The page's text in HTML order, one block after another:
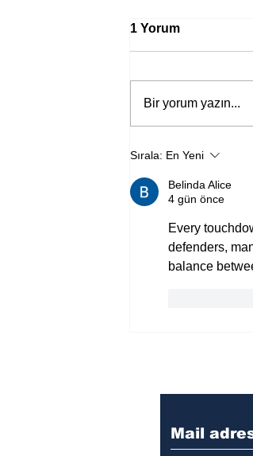
Yaşam”
fragman
1 Yorum
Bir yorum yazın...
Sırala: En Yeni
Belinda Alice
4 gün önce
Every
defenders,
balance